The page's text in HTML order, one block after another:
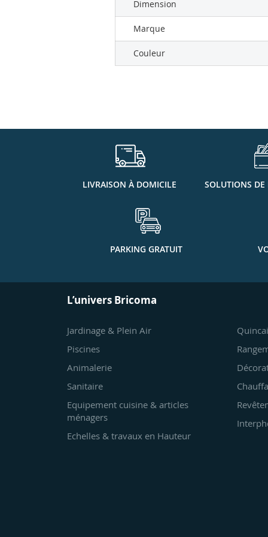
Dimension
Marque
Couleur
LIVRAISON À DOMICILE SOLUTIONS
PARKING GRATUIT
L’univers Bricoma
Jardinage & Plein Air
Piscines
Animalerie
Sanitaire
Equipement cuisine & articles
ménagers
Echelles & travaux en Hauteur